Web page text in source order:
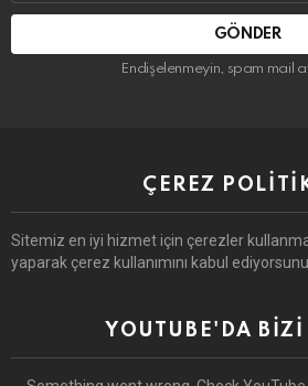
Endişelenmeyin, spam mail
ÇEREZ
Sitemiz en iyi hizmet için çerezler
yaparak çerez kullanımını kabul
YOUTUBE'DA BIZI